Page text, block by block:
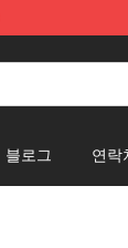
블로그 연락